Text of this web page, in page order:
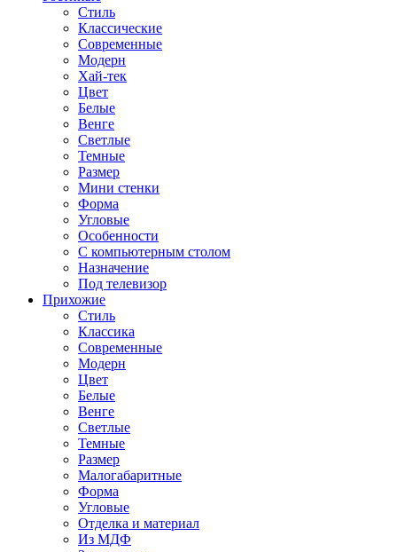
Стиль
Классические
Современные
Модерн
Хай-тек
Цвет
Белые
Венге
Светлые
Темные
Размер
Мини стенки
Форма
Угловые
Особенности
С компьютерным столом
Назначение
Под телевизор
Прихожие
Стиль
Классика
Современные
Модерн
Цвет
Белые
Венге
Светлые
Темные
Размер
Малогабаритные
Форма
Угловые
Отделка и материал
Из МДФ